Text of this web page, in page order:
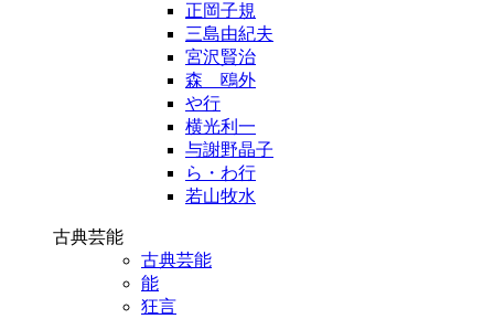
正岡子規
三島由紀夫
宮沢賢治
森 鴎外
や行
横光利一
与謝野晶子
ら・わ行
若山牧水
古典芸能
古典芸能
能
狂言